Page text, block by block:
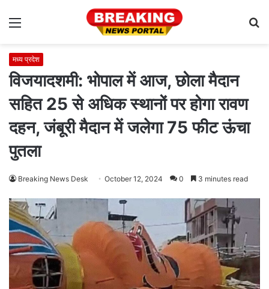
Menu
मध्य प्रदेश
विजयादशमी: भोपाल में आज, छोला मैदान
सहित 25 से अधिक स्थानों पर होगा रावण
दहन, जंबूरी मैदान में जलेगा 75 फीट ऊंचा
पुतला
Breaking News Desk October 12, 2024 0 3 minutes read